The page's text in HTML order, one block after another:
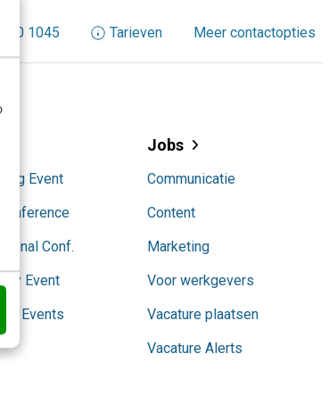
200 1045 Tarieven Meer contactopties
Event
Conf.
Event
Events
Jobs
Communicatie
Content
Marketing
Voor werkgevers
Vacature plaatsen
Vacature Alerts